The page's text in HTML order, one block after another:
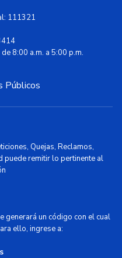
111321
8:00 a.m. a 5:00 p.m.
Públicos
Quejas, Reclamos,
puede remitir lo pertinente al
generará un código con el cual
ello, ingrese a: